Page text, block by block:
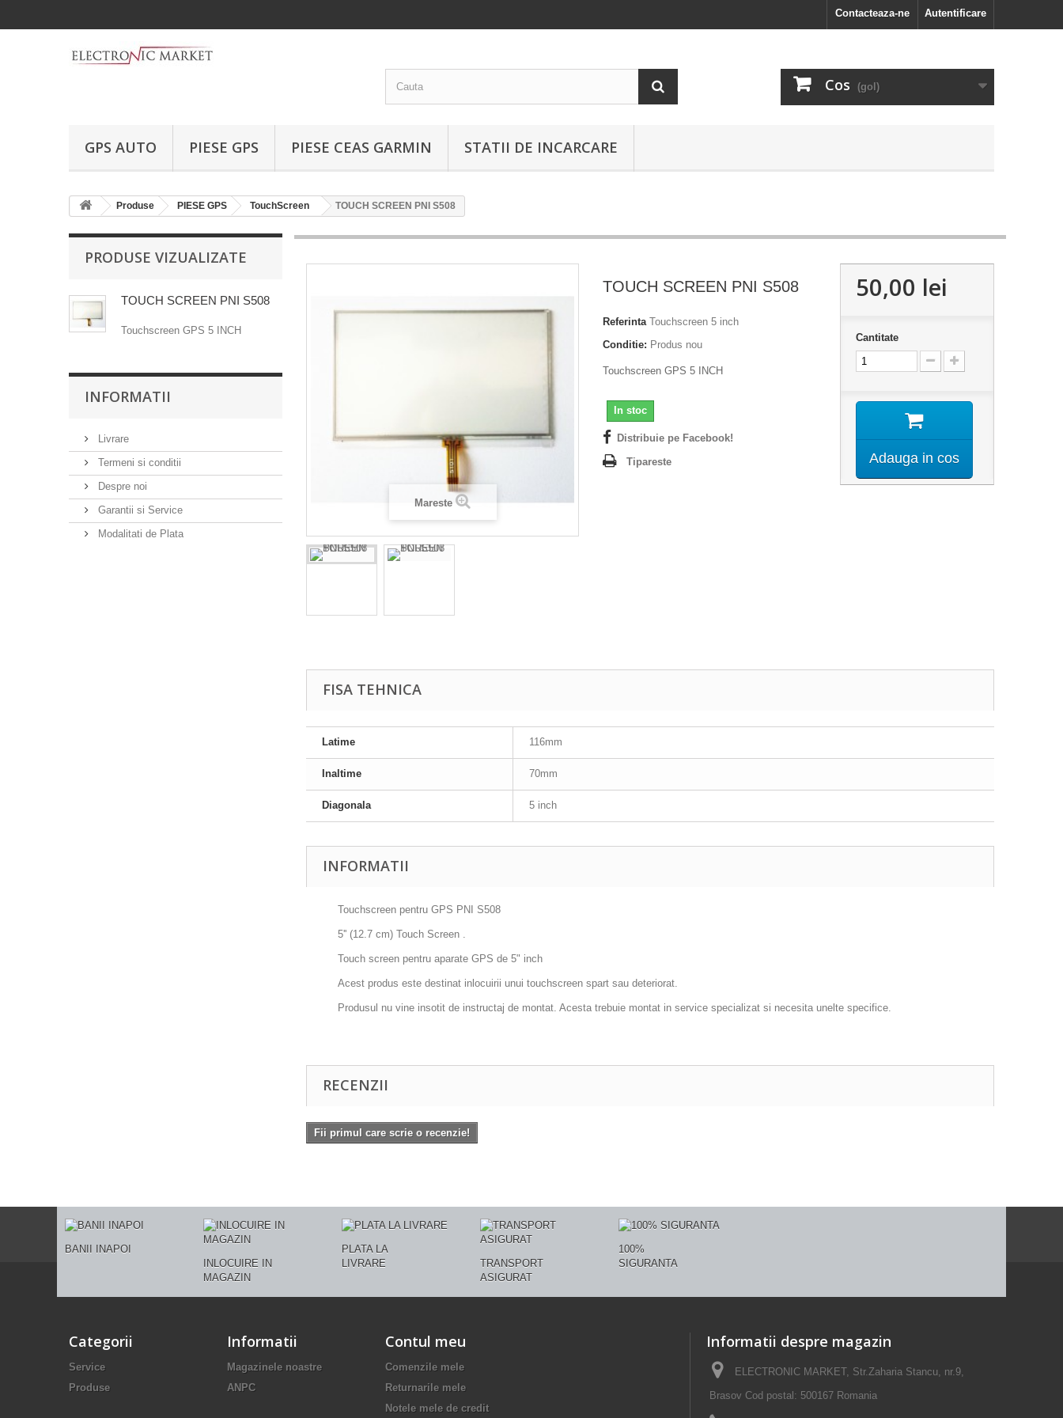
Autentificare
Contacteaza-ne
Cos (gol)
GPS AUTO PIESE GPS PIESE CEAS GARMIN STATII DE INCARCARE
Produse PIESE GPS TouchScreen TOUCH SCREEN PNI S508
PRODUSE VIZUALIZATE
TOUCH SCREEN PNI S508
Touchscreen GPS 5 INCH
INFORMATII
Livrare
Termeni si conditii
Despre noi
Garantii si Service
Modalitati de Plata
Mareste
TOUCH SCREEN PNI S508
Referinta Touchscreen 5 inch
Conditie: Produs nou
Touchscreen GPS 5 INCH
In stoc
Distribuie pe Facebook!
Tipareste
50,00 lei
Cantitate
Adauga in cos
FISA TEHNICA
Latime 116mm
Inaltime 70mm
Diagonala 5 inch
INFORMATII
Touchscreen pentru GPS PNI S508
5'' (12.7 cm) Touch Screen .
Touch screen pentru aparate GPS de 5" inch
Acest produs este destinat inlocuirii unui touchscreen spart sau deteriorat.
Produsul nu vine insotit de instructaj de montat. Acesta trebuie montat in service specializat si necesita unelte specifice.
RECENZII
Fii primul care scrie o recenzie!
BANII INAPOI
INLOCUIRE IN
MAGAZIN
PLATA LA
LIVRARE
TRANSPORT
ASIGURAT
100%
SIGURANTA
Categorii
Service
Produse
Informatii
Magazinele noastre
ANPC
Contul meu
Comenzile mele
Returnarile mele
Notele mele de credit
Informatii despre magazin
ELECTRONIC MARKET, Str.Zaharia Stancu, nr.9,
Brasov Cod postal: 500167 Romania